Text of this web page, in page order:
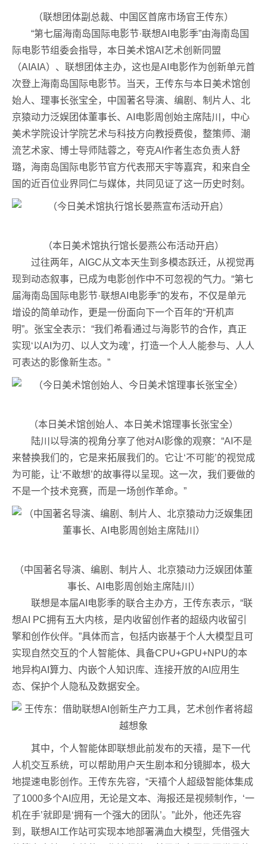
（联想团体副总裁、中国区首席市场官王传东）
“第七届海南岛国际电影节·联想AI电影季”由海南岛国
际电影节组委会指导，本日美术馆AI艺术创新同盟
（AIAIA）、联想团体主办，这也是AI电影作为创新单元首
次登上海南岛国际电影节。当天，王传东与本日美术馆创
始人、理事长张宝全，中国著名导演、编剧、制片人、北
京猿动力泛娱团体董事长、AI电影周创始主席陆川，中心
美术学院设计学院艺术与科技方向教授费俊，整策师、潮
流艺术家、博士导师陆蓉之，夸克AI作者生态负责人舒
璐，海南岛国际电影节官方代表邢天宇等嘉宾，和来自全
国的近百位业界同仁与媒体，共同见证了这一历史时刻。
（本日美术馆执行馆长晏燕公布活动开启）
过往两年，AIGC从文本天生到多模态跃迁，从视觉再
现到动态叙事，已成为电影创作中不可忽视的气力。“第七
届海南岛国际电影节·联想AI电影季”的发布，不仅是单元
增设的简单动作，更是一份面向下一个百年的“开机声
明”。张宝全表示：“我们希看通过与海影节的合作，真正
实现‘以AI为刃、以人文为魂’，打造一个人人能参与、人人
可表达的影像新生态。”
（本日美术馆创始人、本日美术馆理事长张宝全）
陆川以导演的视角分享了他对AI影像的观察：“AI不是
来替换我们的，它是来拓展我们的。它让‘不可能’的视觉成
为可能，让‘不敢想’的故事得以呈现。这一次，我们要做的
不是一个技术竞赛，而是一场创作革命。”
（中国著名导演、编剧、制片人、北京猿动力泛娱团体董
事长、AI电影周创始主席陆川）
联想是本届AI电影季的联合主办方，王传东表示，“联
想AI PC拥有五大内核，是内收留创作者的超级内收留引
擎和创作伙伴。”具体而言，包括内嵌基于个人大模型且可
实现自然交互的个人智能体、具备CPU+GPU+NPU的本
地异构AI算力、内嵌个人知识库、连接开放的AI应用生
态、保护个人隐私及数据安全。
其中，个人智能体即联想此前发布的天禧，是下一代
人机交互系统，可以帮助用户天生剧本和分镜脚本，极大
地提速电影创作。王传东先容，“天禧个人超级智能体集成
了1000多个AI应用，无论是文本、海报还是视频制作，‘一
机在手’就即是‘拥有一个强大的团队’。”此外，他还先容
到，联想AI工作站可实现本地部署满血大模型，凭借强大